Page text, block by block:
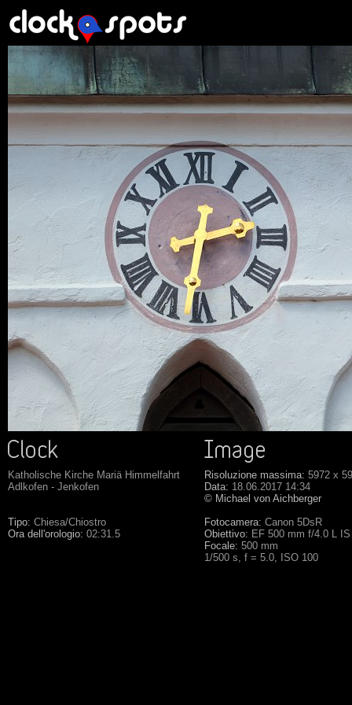
Katholische Kirche Mariä Himmelfahrt
Adlkofen - Jenkofen
Tipo: Chiesa/Chiostro
Ora dell'orologio: 02:31.5
Risoluzione massima: 5972 x
Data: 18.06.2017 14:34
© Michael von Aichberger
Fotocamera: Canon 5DsR
Obiettivo: EF 500 mm f/4.0 L
Focale: 500 mm
1/500 s, f = 5.0, ISO 100